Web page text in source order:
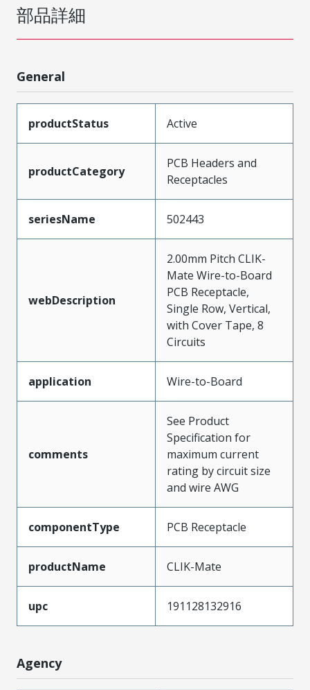
部品詳細
General
productStatus Active
productCategory
PCB Headers and
Receptacles
seriesName 502443
webDescription
2.00mm Pitch CLIK-
Mate Wire-to-Board
PCB Receptacle,
Single Row, Vertical,
with Cover Tape, 8
Circuits
application Wire-to-Board
comments
See Product
Specification for
maximum current
rating by circuit size
and wire AWG
componentType PCB Receptacle
productName CLIK-Mate
upc 191128132916
Agency